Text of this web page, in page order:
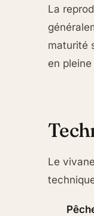
La
maturité
en
Le